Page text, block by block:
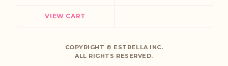
VIEW CART
COPYRIGHT © ESTRELLA INC.
ALL RIGHTS RESERVED.